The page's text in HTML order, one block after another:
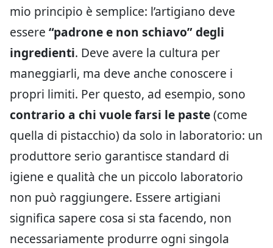
mio principio è semplice: l’artigiano deve
essere “padrone e non schiavo” degli
ingredienti. Deve avere la cultura per
maneggiarli, ma deve anche conoscere i
propri limiti. Per questo, ad esempio, sono
contrario a chi vuole farsi le paste(come
quella di pistacchio) da solo in laboratorio: un
produttore serio garantisce standard di
igiene e qualità che un piccolo laboratorio
non può raggiungere. Essere artigiani
significa sapere cosa si sta facendo, non
necessariamente produrre ogni singola